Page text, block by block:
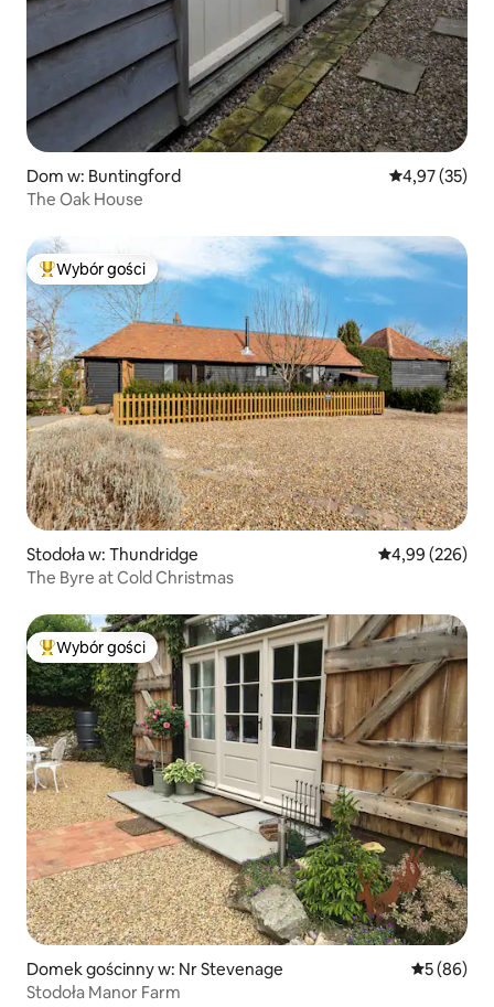
Dom w: Buntingford Średnia
4,97 (35)
The Oak House
Najpopularniejsze z kategorii Wybór gości
Wybór gości
Stodoła w: Thundridge Średnia
4,99 (226)
The Byre at Cold Christmas
Najpopularniejsze z kategorii Wybór gości
Wybór gości
Domek gościnny w: Nr Stevenage Średnia
5 (86)
Stodoła Manor Farm